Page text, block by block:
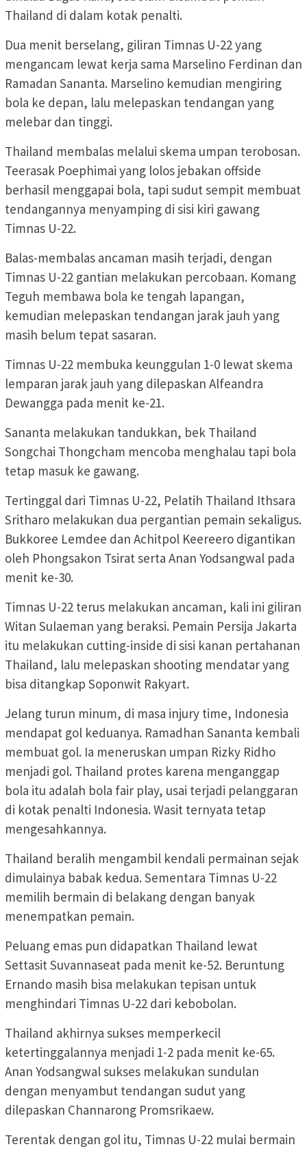
Thailand di dalam kotak penalti.
Dua menit berselang, giliran Timnas U-22 yang
mengancam lewat kerja sama Marselino Ferdinan dan
Ramadan Sananta. Marselino kemudian mengiring
bola ke depan, lalu melepaskan tendangan yang
melebar dan tinggi.
Thailand membalas melalui skema umpan terobosan.
Teerasak Poephimai yang lolos jebakan offside
berhasil menggapai bola, tapi sudut sempit membuat
tendangannya menyamping di sisi kiri gawang
Timnas U-22.
Balas-membalas ancaman masih terjadi, dengan
Timnas U-22 gantian melakukan percobaan. Komang
Teguh membawa bola ke tengah lapangan,
kemudian melepaskan tendangan jarak jauh yang
masih belum tepat sasaran.
Timnas U-22 membuka keunggulan 1-0 lewat skema
lemparan jarak jauh yang dilepaskan Alfeandra
Dewangga pada menit ke-21.
Sananta melakukan tandukkan, bek Thailand
Songchai Thongcham mencoba menghalau tapi bola
tetap masuk ke gawang.
Tertinggal dari Timnas U-22, Pelatih Thailand Ithsara
Sritharo melakukan dua pergantian pemain sekaligus.
Bukkoree Lemdee dan Achitpol Keereero digantikan
oleh Phongsakon Tsirat serta Anan Yodsangwal pada
menit ke-30.
Timnas U-22 terus melakukan ancaman, kali ini giliran
Witan Sulaeman yang beraksi. Pemain Persija Jakarta
itu melakukan cutting-inside di sisi kanan pertahanan
Thailand, lalu melepaskan shooting mendatar yang
bisa ditangkap Soponwit Rakyart.
Jelang turun minum, di masa injury time, Indonesia
mendapat gol keduanya. Ramadhan Sananta kembali
membuat gol. Ia meneruskan umpan Rizky Ridho
menjadi gol. Thailand protes karena menganggap
bola itu adalah bola fair play, usai terjadi pelanggaran
di kotak penalti Indonesia. Wasit ternyata tetap
mengesahkannya.
Thailand beralih mengambil kendali permainan sejak
dimulainya babak kedua. Sementara Timnas U-22
memilih bermain di belakang dengan banyak
menempatkan pemain.
Peluang emas pun didapatkan Thailand lewat
Settasit Suvannaseat pada menit ke-52. Beruntung
Ernando masih bisa melakukan tepisan untuk
menghindari Timnas U-22 dari kebobolan.
Thailand akhirnya sukses memperkecil
ketertinggalannya menjadi 1-2 pada menit ke-65.
Anan Yodsangwal sukses melakukan sundulan
dengan menyambut tendangan sudut yang
dilepaskan Channarong Promsrikaew.
Terentak dengan gol itu, Timnas U-22 mulai bermain